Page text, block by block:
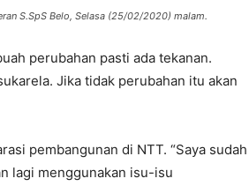
S.SpS Belo, Selasa (25/02/2020) malam.
perubahan pasti ada tekanan.
Jika tidak perubahan itu akan
pembangunan di NTT. “Saya sudah
lagi menggunakan isu-isu